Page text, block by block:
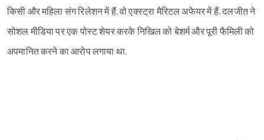
किसी और महिला संग रिलेशन में हैं. वो एक्स्ट्रा मैरिटल अफेयर में हैं. दलजीत ने
सोशल मीडिया पर एक पोस्ट शेयर करके निखिल को बेशर्म और पूरी फैमिली को
अपमानित करने का आरोप लगाया था.